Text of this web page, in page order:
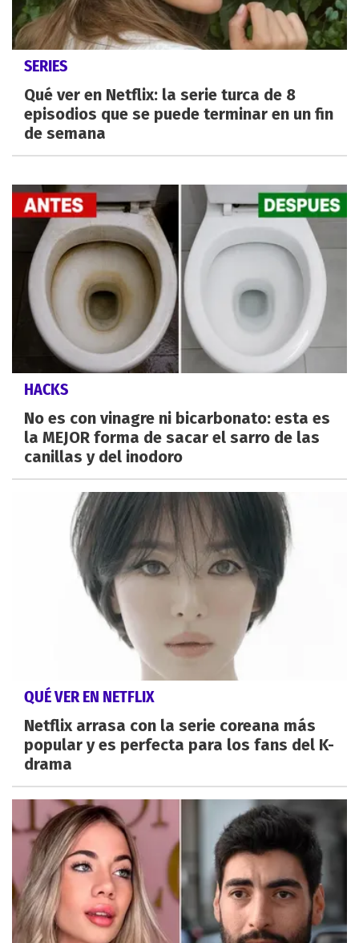
SERIES
Qué ver en Netflix: la serie turca de 8
episodios que se puede terminar en un fin
de semana
HACKS
No es con vinagre ni bicarbonato: esta es
la MEJOR forma de sacar el sarro de las
canillas y del inodoro
QUÉ VER EN NETFLIX
Netflix arrasa con la serie coreana más
popular y es perfecta para los fans del K-
drama